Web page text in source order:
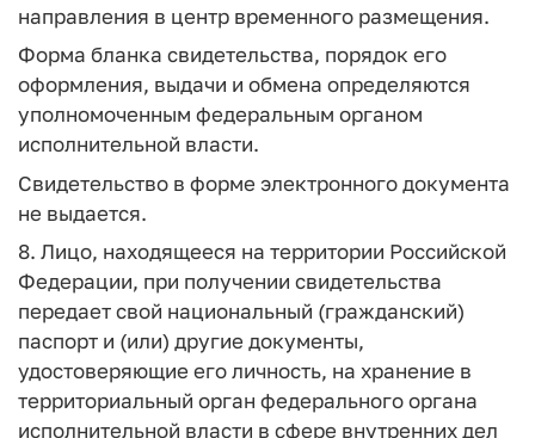
направления в центр временного размещения.
Форма бланка свидетельства, порядок его
оформления, выдачи и обмена определяются
уполномоченным федеральным органом
исполнительной власти.
Свидетельство в форме электронного документа
не выдается.
8. Лицо, находящееся на территории Российской
Федерации, при получении свидетельства
передает свой национальный (гражданский)
паспорт и (или) другие документы,
удостоверяющие его личность, на хранение в
территориальный орган федерального органа
исполнительной власти в сфере внутренних дел